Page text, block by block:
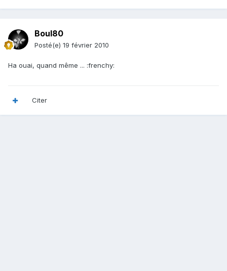
Boul80
Posté(e) 19 février 2010
Ha ouai, quand même ... :frenchy:
Citer